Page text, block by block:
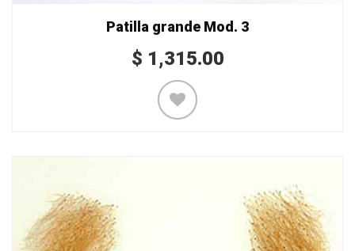
Patilla grande Mod. 3
$ 1,315.00